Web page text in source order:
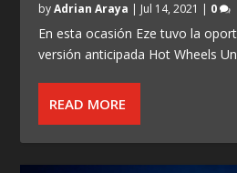
byAdrian Araya | Jul 14, 2021 | 0
En esta ocasión Eze tuvo la
versión anticipada Hot Wheels
READ MORE